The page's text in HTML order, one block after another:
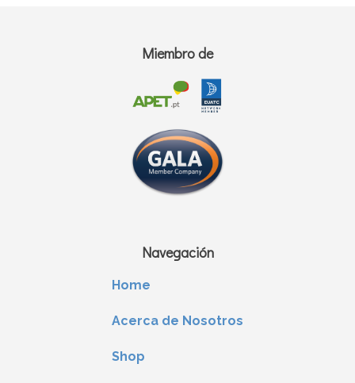
Miembro de
Navegación
Home
Acerca de Nosotros
Shop